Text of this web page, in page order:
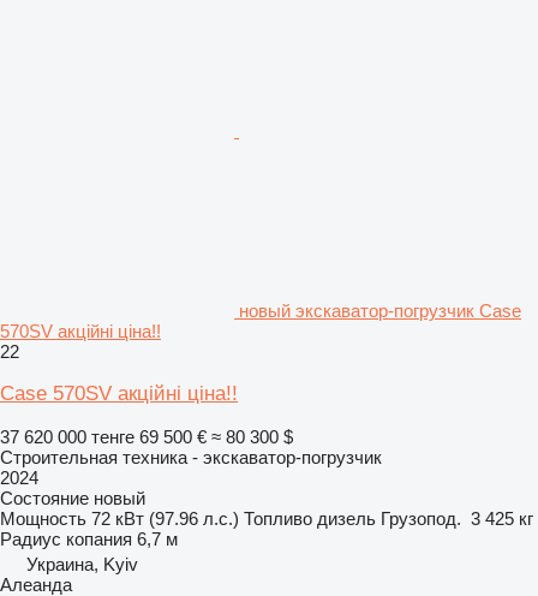
новый экскаватор-погрузчик Case
570SV акційні ціна!!
22
Case 570SV акційні ціна!!
37 620 000 тенге 69 500 € ≈ 80 300 $
Строительная техника - экскаватор-погрузчик
2024
Состояние новый
Мощность 72 кВт (97.96 л.с.) Топливо дизель Грузопод. 3 425 кг
Радиус копания 6,7 м
Украина, Kyiv
Алеанда